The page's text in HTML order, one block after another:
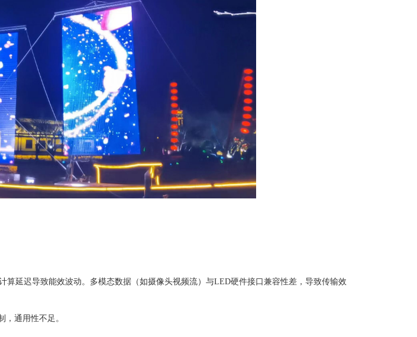
延迟导致能效波动‌。多模态数据（如摄像头视频流）与LED硬件接口兼容性差，导致传输效
通用性不足‌。